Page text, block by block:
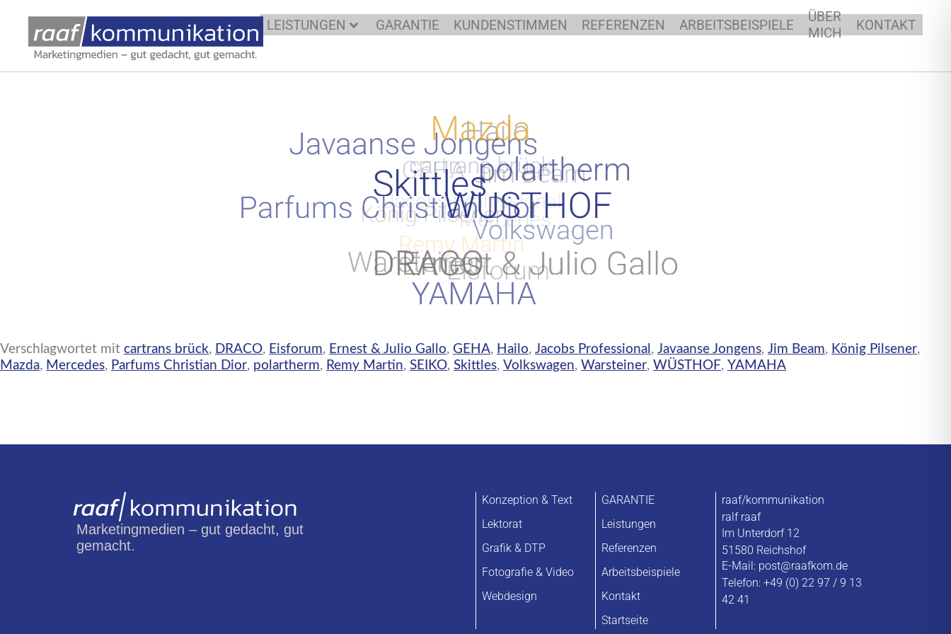
LEISTUNGEN GARANTIE KUNDENSTIMMEN REFERENZEN ARBEITSBEISPIELE
ÜBER
MICH
KONTAKT
Verschlagwortet mit cartrans brück, DRACO, Eisforum, Ernest & Julio Gallo, GEHA, Hailo, Jacobs Professional , Javaanse Jongens, Jim Beam, König Pilsener,
Mazda, Mercedes, Parfums Christian Dior, polartherm, Remy Martin, SEIKO, Skittles, Volkswagen, Warsteiner, WÜSTHOF, YAMAHA
Marketingmedien – gut gedacht, gut
gemacht.
Konzeption & Text
Lektorat
Grafik & DTP
Fotografie & Video
Webdesign
GARANTIE
Leistungen
Referenzen
Arbeitsbeispiele
Kontakt
Startseite
raaf/kommunikation
ralf raaf
Im Unterdorf 12
51580 Reichshof
E-Mail: post@raafkom.de
Telefon: +49 (0) 22 97 / 9 13
42 41